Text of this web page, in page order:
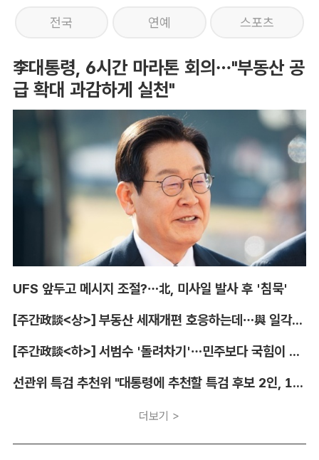
전국 연예 스포츠
李대통령, 6시간 마라톤 회의…"부동산 공
급 확대 과감하게 실천"
UFS 앞두고 메시지 조절?…北, 미사일 발사 후 '침묵'
[주간政談<상>] 부동산 세재개편 호응하는데…與 일각의 속내
[주간政談<하>] 서범수 '돌려차기'…민주보다 국힘이 더 발끈
선관위 특검 추천위 "대통령에 추천할 특검 후보 2인, 14일 확정"
더보기 >